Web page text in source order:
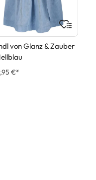
von Glanz & Zauber
€*